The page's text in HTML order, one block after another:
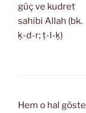
güç ve kudret
sahibi Allah (bk.
ḳ-d-r; ṭ-l-ḳ)
Hem o hal